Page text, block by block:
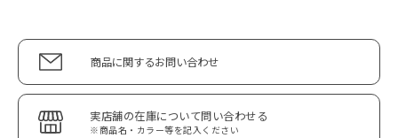
商品に関するお問い合わせ
実店舗の在庫について問い合わせる
※商品名・カラー等を記入ください